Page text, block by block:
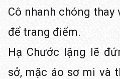
Cô nhanh chóng thay
để trang điểm.
Hạ Chước lặng lẽ
sở, mặc áo sơ mi và